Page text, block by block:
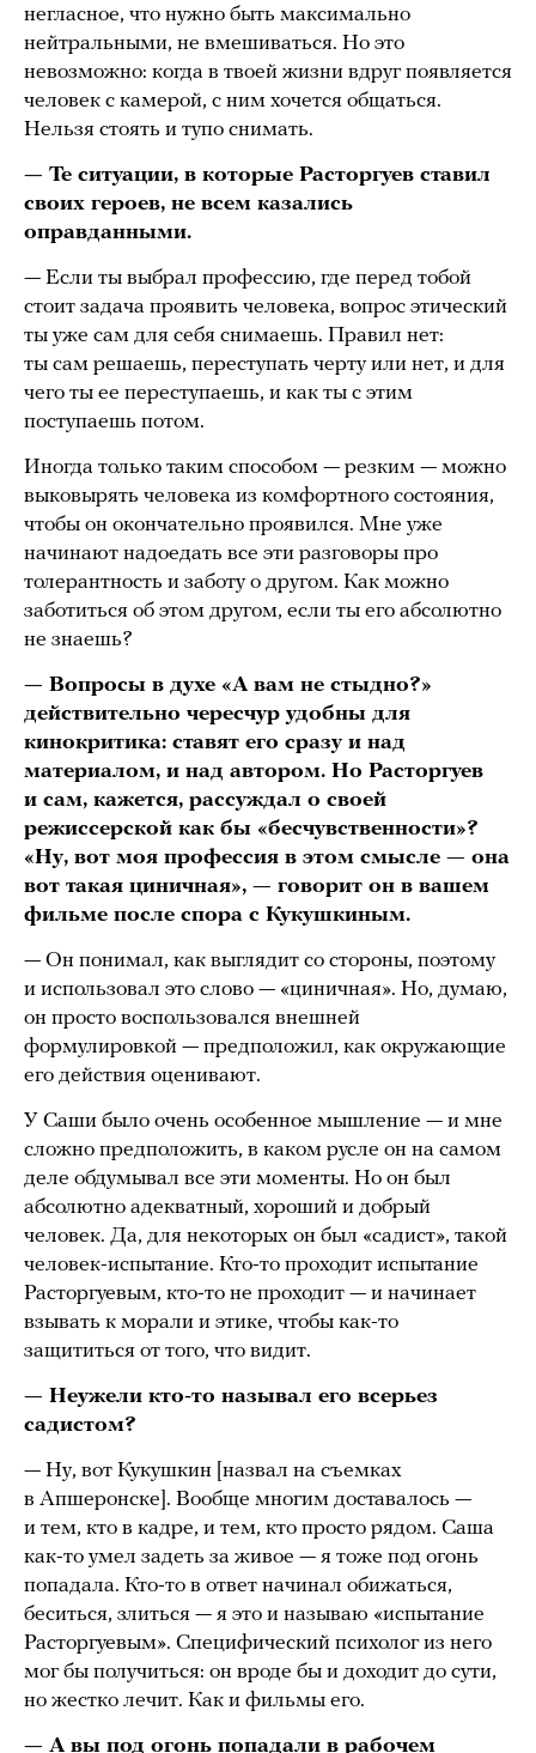
негласное, что нужно быть максимально
нейтральными, не вмешиваться. Но это
невозможно: когда в твоей жизни вдруг появляется
человек с камерой, с ним хочется общаться.
Нельзя стоять и тупо снимать.
— Те ситуации, в которые Расторгуев ставил
своих героев, не всем казались
оправданными.
— Если ты выбрал профессию, где перед тобой
стоит задача проявить человека, вопрос этический
ты уже сам для себя снимаешь. Правил нет:
ты сам решаешь, переступать черту или нет, и для
чего ты ее переступаешь, и как ты с этим
поступаешь потом.
Иногда только таким способом — резким — можно
выковырять человека из комфортного состояния,
чтобы он окончательно проявился. Мне уже
начинают надоедать все эти разговоры про
толерантность и заботу о другом. Как можно
заботиться об этом другом, если ты его абсолютно
не знаешь?
— Вопросы в духе «А вам не стыдно?»
действительно чересчур удобны для
кинокритика: ставят его сразу и над
материалом, и над автором. Но Расторгуев
и сам, кажется, рассуждал о своей
режиссерской как бы «бесчувственности»?
«Ну, вот моя профессия в этом смысле — она
вот такая циничная», — говорит он в вашем
фильме после спора с Кукушкиным.
— Он понимал, как выглядит со стороны, поэтому
и использовал это слово — «циничная». Но, думаю,
он просто воспользовался внешней
формулировкой — предположил, как окружающие
его действия оценивают.
У Саши было очень особенное мышление — и мне
сложно предположить, в каком русле он на самом
деле обдумывал все эти моменты. Но он был
абсолютно адекватный, хороший и добрый
человек. Да, для некоторых он был «садист», такой
человек-испытание. Кто-то проходит испытание
Расторгуевым, кто-то не проходит — и начинает
взывать к морали и этике, чтобы как-то
защититься от того, что видит.
— Неужели кто-то называл его всерьез
садистом?
— Ну, вот Кукушкин [назвал на съемках
в Апшеронске]. Вообще многим доставалось —
и тем, кто в кадре, и тем, кто просто рядом. Саша
как-то умел задеть за живое — я тоже под огонь
попадала. Кто-то в ответ начинал обижаться,
беситься, злиться — я это и называю «испытание
Расторгуевым». Специфический психолог из него
мог бы получиться: он вроде бы и доходит до сути,
но жестко лечит. Как и фильмы его.
— А вы под огонь попадали в рабочем